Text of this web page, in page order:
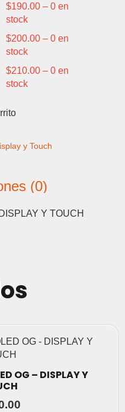
$190.00– 0 en
stock
$200.00– 0 en
stock
$210.00– 0 en
stock
y Touch
(0)
Y TOUCH
OG – DISPLAY Y